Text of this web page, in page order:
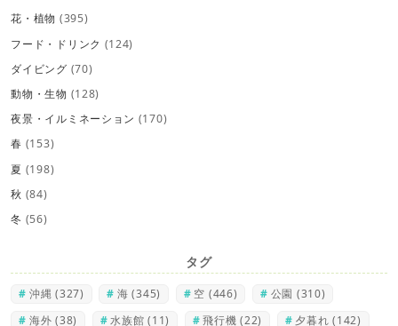
花・植物 (395)
フード・ドリンク (124)
ダイビング (70)
動物・生物 (128)
夜景・イルミネーション (170)
春 (153)
夏 (198)
秋 (84)
冬 (56)
タグ
沖縄 (327) 海 (345) 空 (446) 公園 (310)
海外 (38) 水族館 (11) 飛行機 (22) 夕暮れ (142)